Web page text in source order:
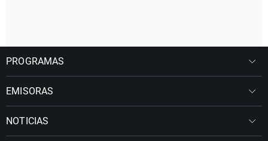
PROGRAMAS
EMISORAS
NOTICIAS